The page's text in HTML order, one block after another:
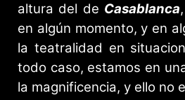
altura del de Casablanca
en algún momento, y en
la teatralidad en
todo caso, estamos en
la magnificencia, y ello no